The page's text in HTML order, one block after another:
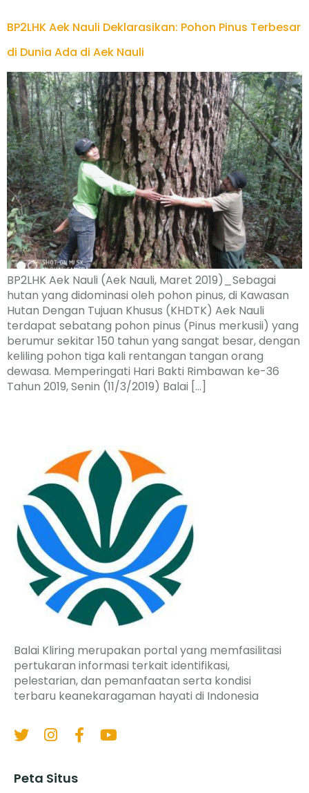
BP2LHK Aek Nauli Deklarasikan: Pohon Pinus Terbesar
di Dunia Ada di Aek Nauli
BP2LHK Aek Nauli (Aek Nauli, Maret 2019)_Sebagai
hutan yang didominasi oleh pohon pinus, di Kawasan
Hutan Dengan Tujuan Khusus (KHDTK) Aek Nauli
terdapat sebatang pohon pinus (Pinus merkusii) yang
berumur sekitar 150 tahun yang sangat besar, dengan
keliling pohon tiga kali rentangan tangan orang
dewasa. Memperingati Hari Bakti Rimbawan ke-36
Tahun 2019, Senin (11/3/2019) Balai […]
Balai Kliring merupakan portal yang memfasilitasi
pertukaran informasi terkait identifikasi,
pelestarian, dan pemanfaatan serta kondisi
terbaru keanekaragaman hayati di Indonesia
Peta Situs